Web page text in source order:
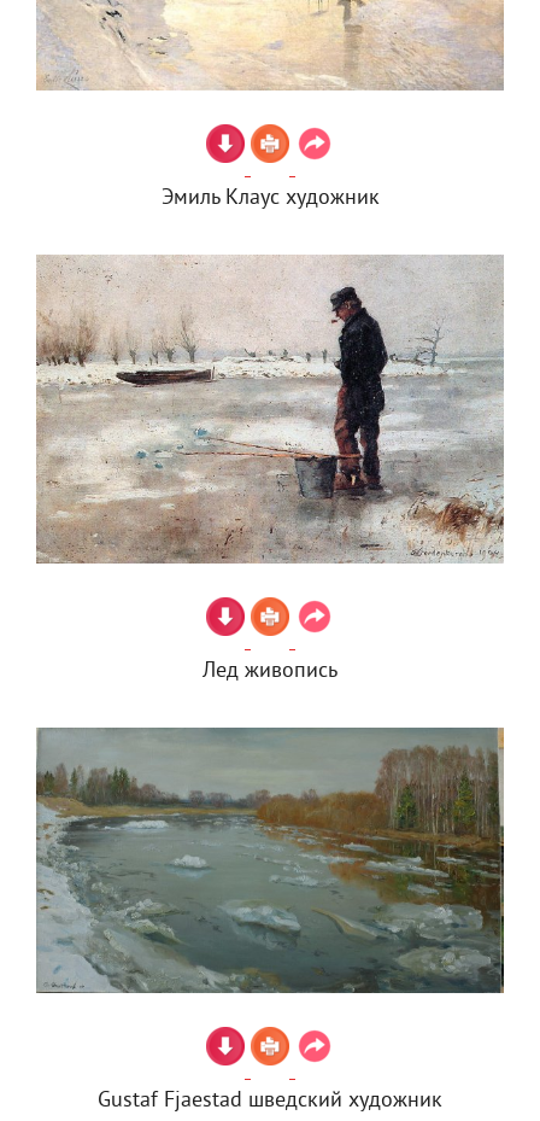
Эмиль Клаус художник
Лед живопись
Gustaf Fjaestad шведский художник